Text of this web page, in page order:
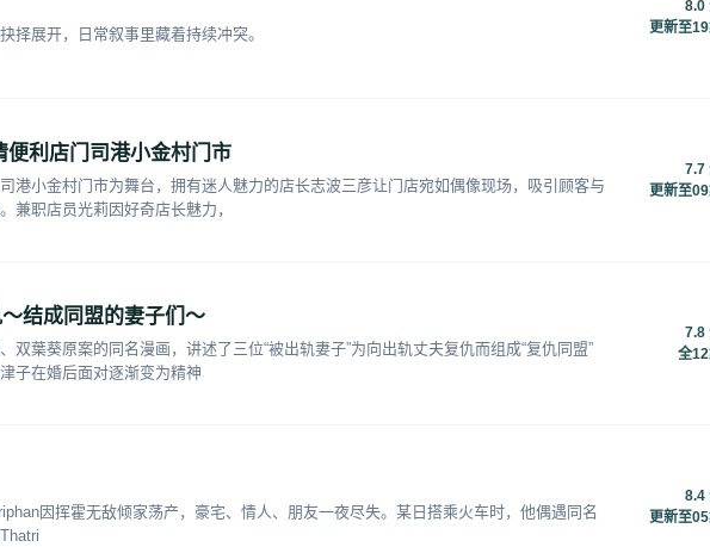
择展开，日常叙事里藏着持续冲突。
8.0
更新至
便利店门司港小金村门市
港小金村门市为舞台，拥有迷人魅力的店长志波三彦让门店宛如偶像现场，吸引顾客与
兼职店员光莉因好奇店长魅力，
7.7
更新至
结成同盟的妻子们～
双葉葵原案的同名漫画，讲述了三位“被出轨妻子”为向出轨丈夫复仇而组成“复仇同盟”
子在婚后面对逐渐变为精神
7.8
全
因挥霍无敌倾家荡产，豪宅、情人、朋友一夜尽失。某日搭乘火车时，他偶遇同名
8.4
更新至